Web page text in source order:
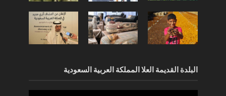
البلدة القديمة العلا المملكة العربية السعودية